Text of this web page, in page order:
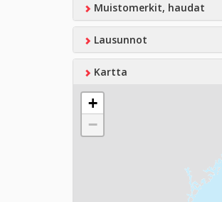
Muistomerkit, haudat
Lausunnot
Kartta
+
−